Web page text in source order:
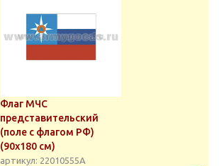
Флаг МЧС
представительский
(поле с флагом РФ)
(90х180 см)
артикул: 22010555А